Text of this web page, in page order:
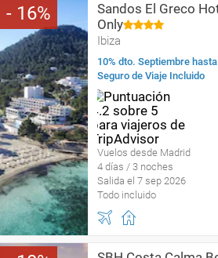
16
Sandos El Greco
Only
Ibiza
10% dto. Septiembre
Seguro de Viaje Incluido
Vuelos desde Madrid
4 días / 3 noches
Salida el 7 sep 2026
Todo incluido